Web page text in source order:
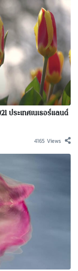
ประเทศเนเธอร์แลนด์
4165 Views